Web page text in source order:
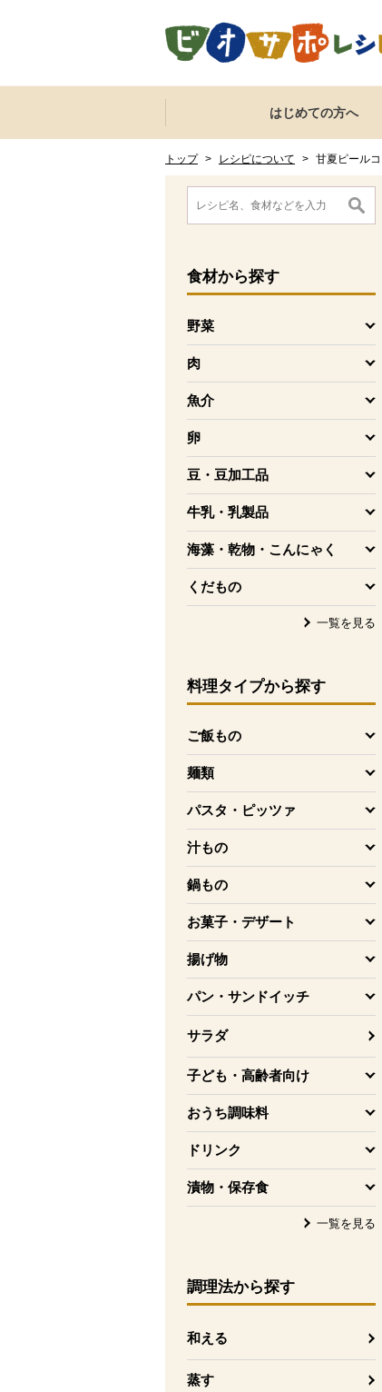
ここからサイト内共通メニューです。
サイト内共通メニューをスキップする
はじめての方へ
トップ > レシピについて > 甘夏ピール
ここから消費材検索メニューです。
食材から探す
野菜
を開く
肉
を開く
魚介
を開く
卵
を開く
豆・豆加工品
を開く
牛乳・乳製品
を開く
海藻・乾物・こんにゃく
を開く
くだもの
を開く
一覧を見る
料理タイプから探す
ご飯もの
を開く
麺類
を開く
パスタ・ピッツァ
を開く
汁もの
を開く
鍋もの
を開く
お菓子・デザート
を開く
揚げ物
を開く
パン・サンドイッチ
を開く
サラダ
子ども・高齢者向け
を開く
おうち調味料
を開く
ドリンク
を開く
漬物・保存食
を開く
一覧を見る
調理法から探す
和える
蒸す
消費材検索メニューここまで。
ここから本文です。